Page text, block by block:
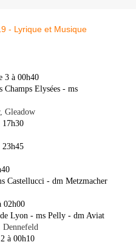
3 à 00h40
Elysées - ms
Gleadow
17h30
23h45
Castellucci - dm Metzmacher
02h00
Lyon - ms Pelly - dm Aviat
à 00h10